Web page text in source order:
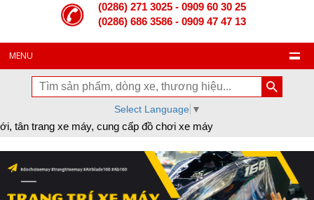
(0286) 271 3025 - 0909 60 30 25
(0286) 686 3586 - 0909 47 47 13
MENU
Select Language ▼
cấp đồ chơi xe máy